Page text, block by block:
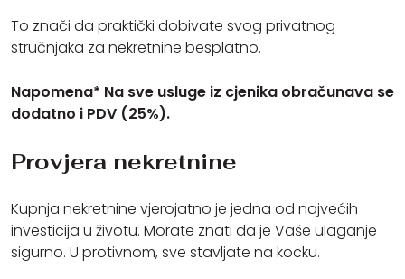
To znači da praktički dobivate svog privatnog
stručnjaka za nekretnine besplatno.
Napomena* Na sve usluge iz cjenika obračunava se
dodatno i PDV (25%).
Provjera nekretnine
Kupnja nekretnine vjerojatno je jedna od najvećih
investicija u životu. Morate znati da je Vaše ulaganje
sigurno. U protivnom, sve stavljate na kocku.